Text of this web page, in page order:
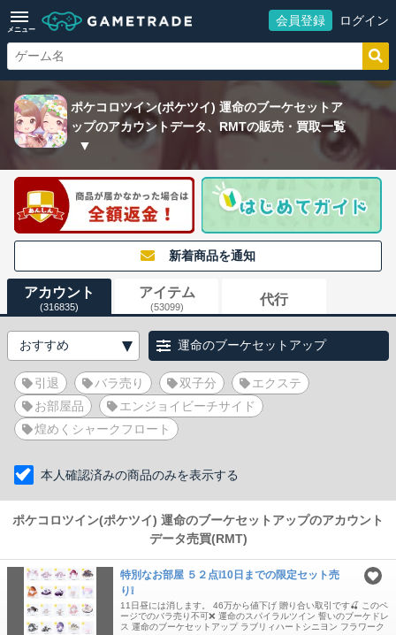
メニュー
会員登録 ログイン
ポケコロツイン(ポケツイ) 運命のブーケセットア
ップのアカウントデータ、RMTの販売・買取一覧
新着商品を通知
アカウント
(316835)
アイテム
(53099) 代行
運命のブーケセットアップ
引退 バラ売り 双子分
エクステ
お部屋品
エンジョイビーチサイド
煌めくシャークフロート
本人確認済みの商品のみを表示する
ポケコロツイン(ポケツイ) 運命のブーケセットアップのアカウント
データ売買(RMT)
特別なお部屋 ５２点❕10日までの限定セット売
り❕
11日昼には消します。 46万から値下げ 贈り合い取引です🍒 このペ
ージでのバラ売り不可❌ 運命のスパイラルツイン 誓いのブーケドレ
ス 運命のブーケセットアップ ラブリィハートシニヨン フラワーク